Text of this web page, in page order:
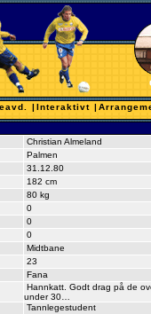
| Interaktivt |
Christian Almeland
Palmen
31.12.80
182 cm
80 kg
0
0
0
Midtbane
23
Fana
Hannkatt. Godt drag på de
under 30…
Tannlegestudent